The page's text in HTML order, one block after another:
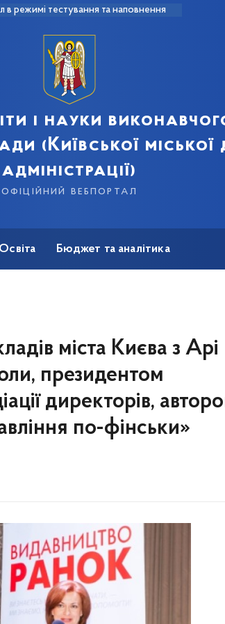
в режимі тестування та наповнення
і науки
(Київської
адміністрації)
офіційний вебпортал
Освіта Бюджет та аналітика
міста Києва з Арі
президентом
директорів,
по-фінськи»